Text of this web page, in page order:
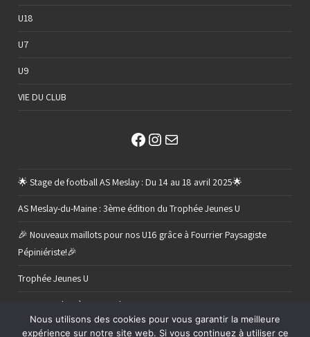
U18
U7
U9
VIE DU CLUB
Facebook
Instagram
E-mail
🌟 Stage de football AS Meslay : Du 14 au 18 avril 2025🌟
AS Meslay-du-Maine : 3ème édition du Trophée Jeunes U
🎉 Nouveaux maillots pour nos U16 grâce à Fourrier Paysagiste
Pépiniériste!🎉
Trophée Jeunes U
Retour sur le 2 ème tour de nos U11 C
Nous utilisons des cookies pour vous garantir la meilleure
expérience sur notre site web. Si vous continuez à utiliser ce